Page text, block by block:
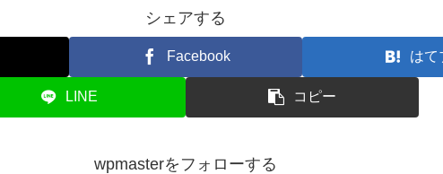
シェアする
Facebook はて
LINE コピー
wpmasterをフォローする